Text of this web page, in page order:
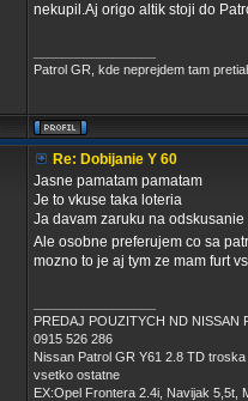
nekupil.Aj origo altik stoji do
Patrol GR, kde neprejdem tam
Re: Dobijanie Y 60
Jasne pamatam pamatam
Je to vkuse taka loteria
Ja davam zaruku na
Ale osobne preferujem co sa
mozno to je aj tym ze mam furt
PREDAJ POUZITYCH ND NISSAN
0915 526 286
Nissan Patrol GR Y61 2.8 TD
vsetko ostatne
EX:Opel Frontera 2.4i, Navijak 5,5t,